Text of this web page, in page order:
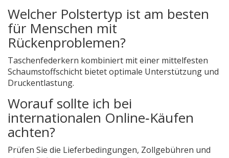
Welcher Polstertyp ist am besten
für Menschen mit
Rückenproblemen?
Taschenfederkern kombiniert mit einer mittelfesten
Schaumstoffschicht bietet optimale Unterstützung und
Druckentlastung.
Worauf sollte ich bei
internationalen Online‑Käufen
achten?
Prüfen Sie die Lieferbedingungen, Zollgebühren und